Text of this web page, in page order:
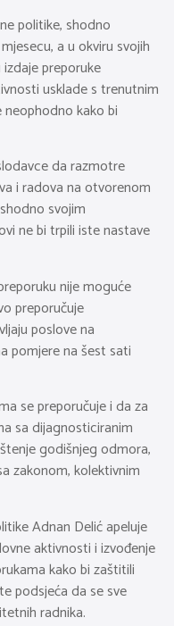
politike, shodno
a u okviru svojih
preporuke
usklade s trenutnim
kako bi
da razmotre
i radova na otvorenom
svojim
ne bi trpili iste nastave
nije moguće
preporučuje
poslove na
pomjere na šest sati
se preporučuje i da za
sa dijagnosticiranim
godišnjeg odmora,
zakonom, kolektivnim
Adnan Delić apeluje
aktivnosti i izvođenje
kako bi zaštitili
podsjeća da se sve
radnika.